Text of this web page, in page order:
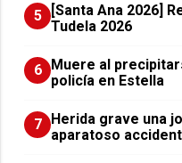
5
[Santa Ana 2026]
Tudela 2026
6 Muere al
policía en Estella
7 Herida grave una
aparatoso